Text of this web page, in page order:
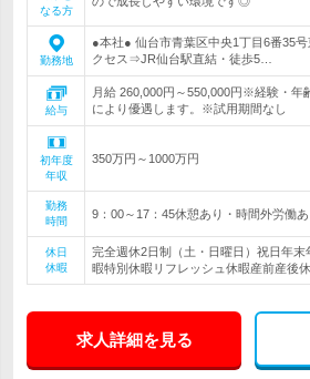
なる方
勤務地
●本社● 仙台市青葉区中央1丁目6番35
クセス⇒JR仙台駅直結・徒歩5…
給与
月給 260,000円～550,000円※経験・年
により優遇します。※試用期間なし
初年度
年収
350万円～1000万円
勤務
時間
9：00～17：45休憩あり・時間外労働あ
休日
休暇
完全週休2日制（土・日曜日）祝日年末
暇特別休暇リフレッシュ休暇産前産後
求人詳細を見る